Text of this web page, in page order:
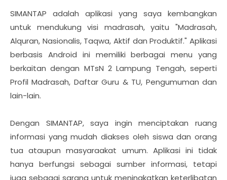
SIMANTAP adalah aplikasi yang saya kembangkan
untuk mendukung visi madrasah, yaitu "Madrasah,
Alquran, Nasionalis, Taqwa, Aktif dan Produktif." Aplikasi
berbasis Android ini memiliki berbagai menu yang
berkaitan dengan MTsN 2 Lampung Tengah, seperti
Profil Madrasah, Daftar Guru & TU, Pengumuman dan
lain-lain.
Dengan SIMANTAP, saya ingin menciptakan ruang
informasi yang mudah diakses oleh siswa dan orang
tua ataupun masyaraakat umum. Aplikasi ini tidak
hanya berfungsi sebagai sumber informasi, tetapi
juga sebagai sarana untuk meningkatkan keterlibatan